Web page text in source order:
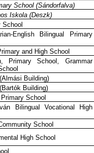
School (Sándorfalva)
Iskola (Deszk)
English Bilingual Primary
and High School
Primary School, Grammar
Building)
Building)
School
Bilingual Vocational High
School
High School